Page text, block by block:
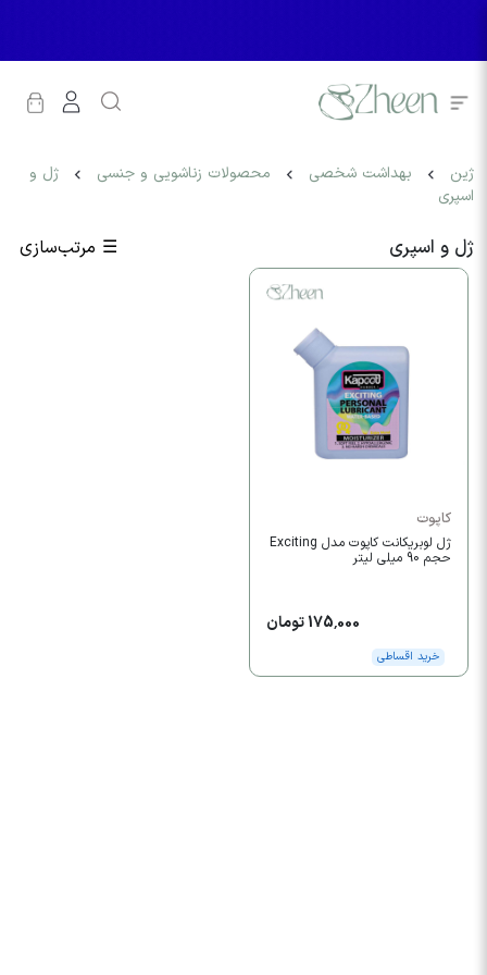
ژین بهداشت شخصی محصولات زناشویی و جنسی
ژل و
اسپری
ژل و اسپری ☰ مرتب‌سازی
کاپوت
ژل لوبریکانت کاپوت مدل Exciting
حجم 90 میلی لیتر
175,000 تومان
خرید اقساطی